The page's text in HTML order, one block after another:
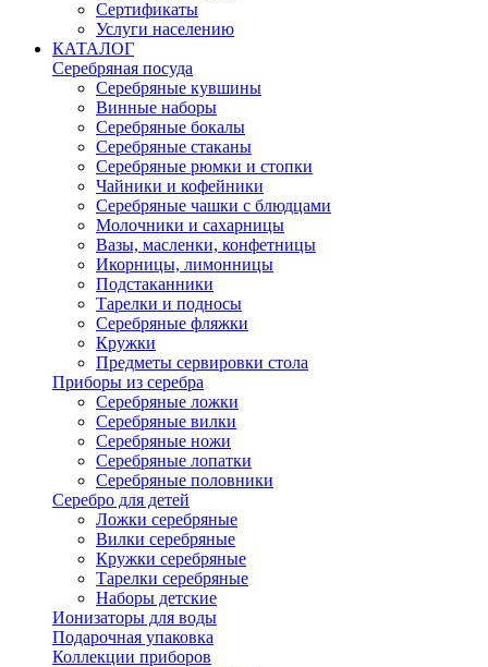
Сертификаты
Услуги населению
КАТАЛОГ
Серебряная посуда
Серебряные кувшины
Винные наборы
Серебряные бокалы
Серебряные стаканы
Серебряные рюмки и стопки
Чайники и кофейники
Серебряные чашки с блюдцами
Молочники и сахарницы
Вазы, масленки, конфетницы
Икорницы, лимонницы
Подстаканники
Тарелки и подносы
Серебряные фляжки
Кружки
Предметы сервировки стола
Приборы из серебра
Серебряные ложки
Серебряные вилки
Серебряные ножи
Серебряные лопатки
Серебряные половники
Серебро для детей
Ложки серебряные
Вилки серебряные
Кружки серебряные
Тарелки серебряные
Наборы детские
Ионизаторы для воды
Подарочная упаковка
Коллекции приборов